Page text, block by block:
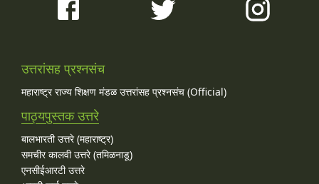
उत्तरांसह प्रश्नसंच
महाराष्ट्र राज्य शिक्षण मंडळ उत्तरांसह प्रश्नसंच (Official)
पाठ्यपुस्तक उत्तरे
बालभारती उत्तरे (महाराष्ट्र)
समचीर कालवी उत्तरे (तमिळनाडू)
एनसीईआरटी उत्तरे